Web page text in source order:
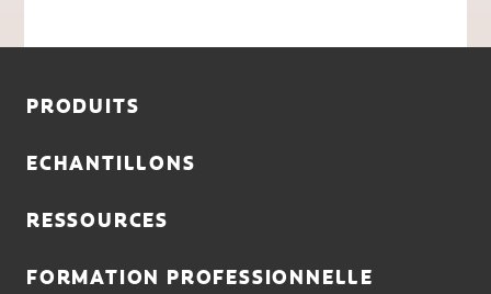
PRODUITS
ECHANTILLONS
RESSOURCES
FORMATION PROFESSIONNELLE